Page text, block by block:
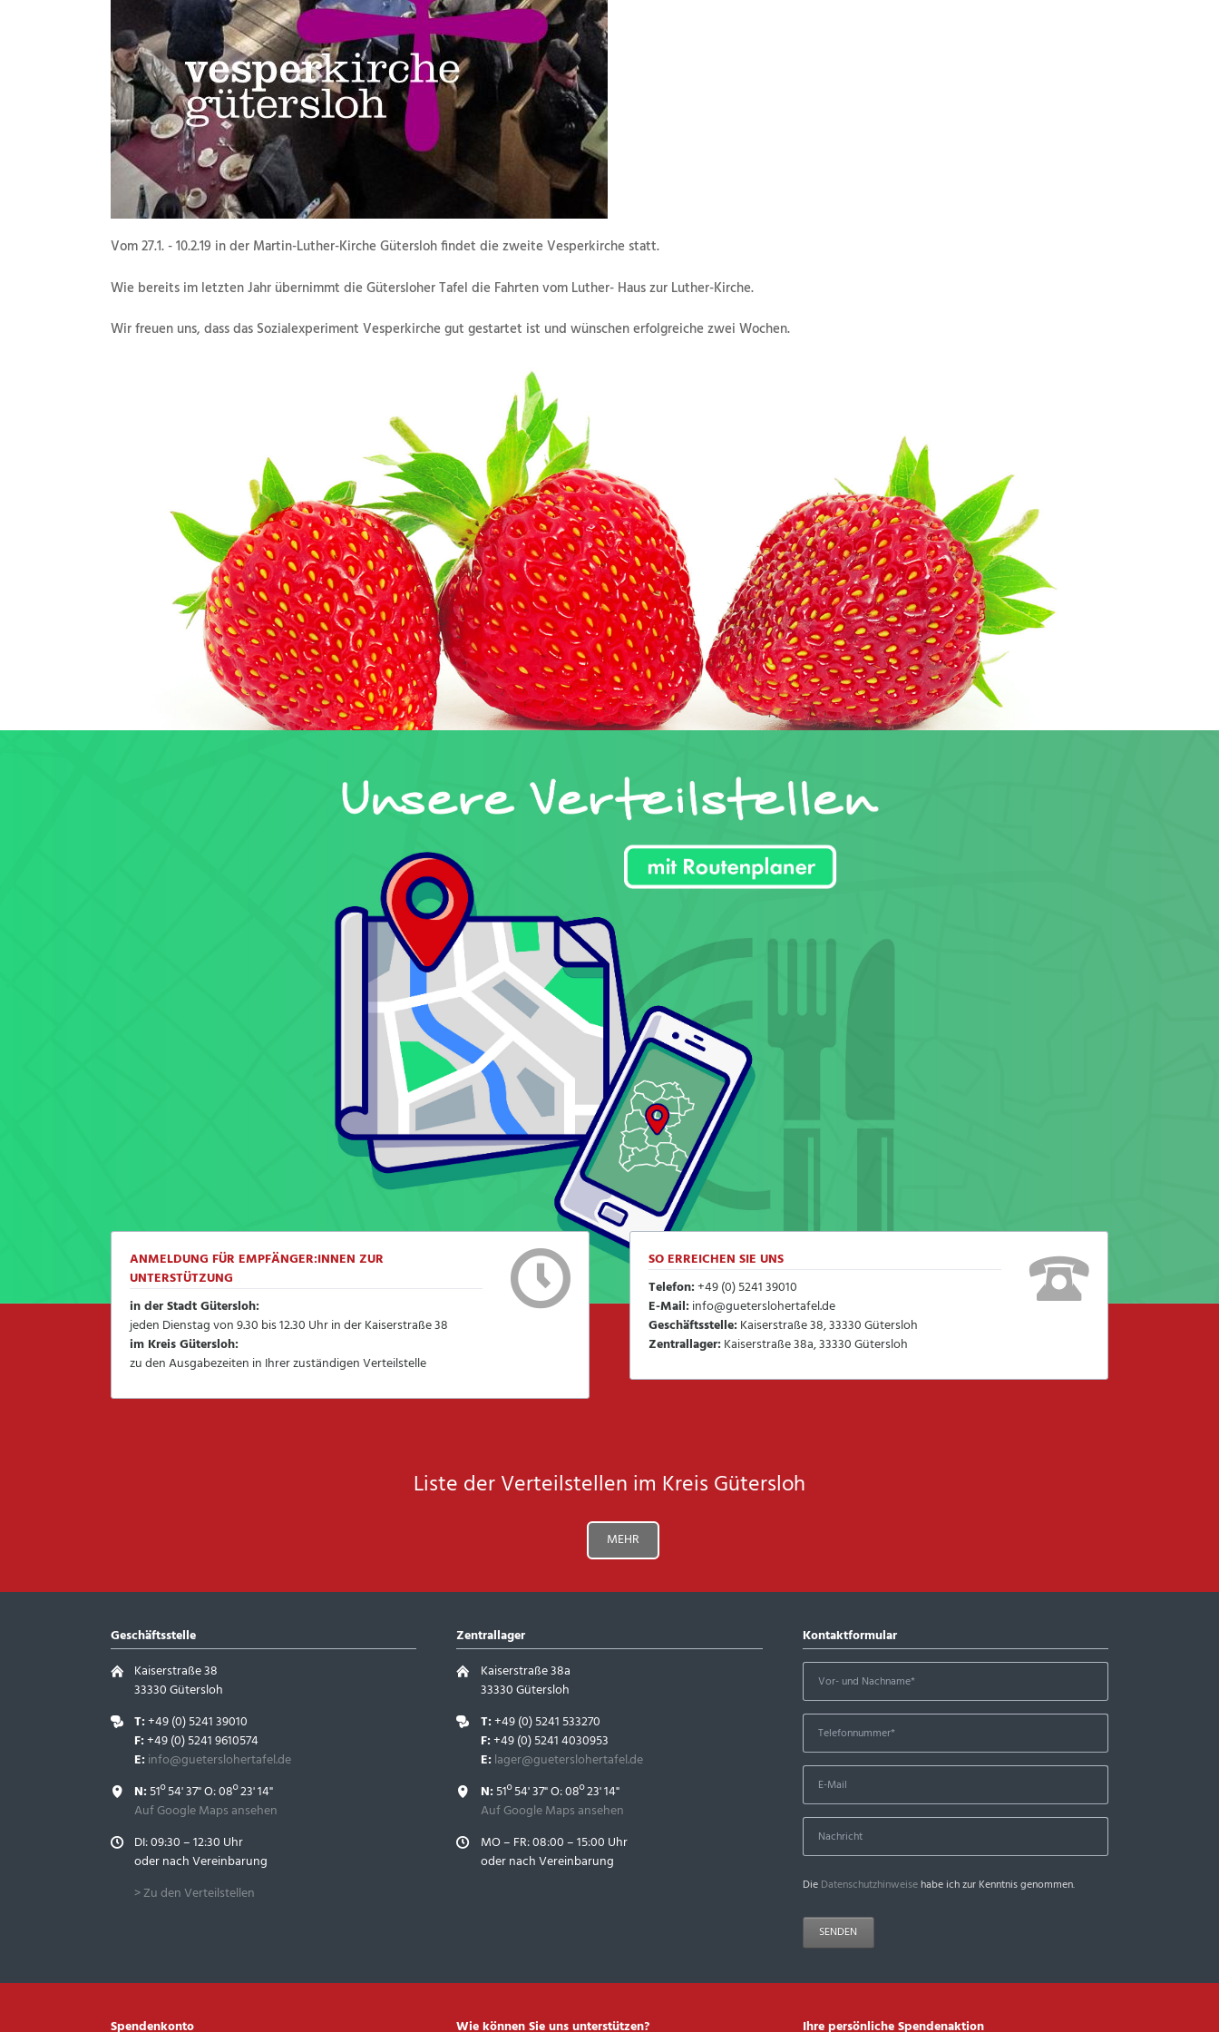
Vom 27.1. - 10.2.19 in der Martin-Luther-Kirche Gütersloh findet die zweite Vesperkirche statt.
Wie bereits im letzten Jahr übernimmt die Gütersloher Tafel die Fahrten vom Luther- Haus zur Luther-Kirche.
Wir freuen uns, dass das Sozialexperiment Vesperkirche gut gestartet ist und wünschen erfolgreiche zwei Wochen.
ANMELDUNG FÜR EMPFÄNGER:INNEN ZUR
UNTERSTÜTZUNG
in der Stadt Gütersloh:
jeden Dienstag von 9.30 bis 12.30 Uhr in der Kaiserstraße 38
im Kreis Gütersloh:
zu den Ausgabezeiten in Ihrer zuständigen Verteilstelle
SO ERREICHEN SIE UNS
Telefon:+49 (0) 5241 39010
E-Mail: info@gueterslohertafel.de
Geschäftsstelle: Kaiserstraße 38, 33330 Gütersloh
Zentrallager: Kaiserstraße 38a, 33330 Gütersloh
Liste der Verteilstellen im Kreis Gütersloh
MEHR
Geschäftsstelle
Kaiserstraße 38
33330 Gütersloh
T:+49 (0) 5241 39010
F:+49 (0) 5241 9610574
E: info@gueterslohertafel.de
N: 51º 54' 37" O: 08º 23' 14"
Auf Google Maps ansehen
DI: 09:30 – 12:30 Uhr
oder nach Vereinbarung
> Zu den Verteilstellen
Zentrallager
Kaiserstraße 38a
33330 Gütersloh
T:+49 (0) 5241 533270
F:+49 (0) 5241 4030953
E: lager@gueterslohertafel.de
N: 51º 54' 37" O: 08º 23' 14"
Auf Google Maps ansehen
MO – FR: 08:00 – 15:00 Uhr
oder nach Vereinbarung
Kontaktformular
Die Datenschutzhinweisehabe ich zur Kenntnis genommen.
SENDEN
Spendenkonto Wie können Sie uns unterstützen? Ihre persönliche Spendenaktion